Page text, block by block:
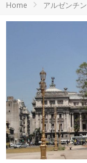
Home アルゼンチン